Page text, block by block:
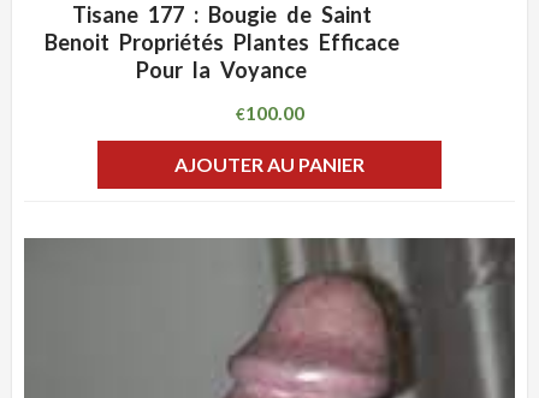
ADD WISHLIST
Tisane 177 : Bougie de Saint
Benoit Propriétés Plantes Efficace
Pour la Voyance
€100.00
AJOUTER AU PANIER